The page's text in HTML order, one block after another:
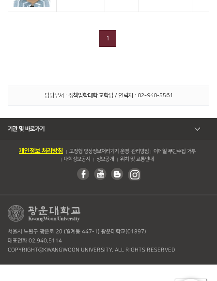
1
담당부서 : 정책법학대학 교학팀 / 연락처 : 02-940-5561
기관 및 바로가기
개인정보 처리방침 고정형 영상정보처리기기 운영・관리방침
이메일 무단수집 거부
대학정보공시
정보공개 위치 및 교통안내
서울시 노원구 광운로 20 (월계동 447-1) 광운대학교(01897)
대표전화 02.940.5114
COPYRIGHTⓒKWANGWOON UNIVERSITY. ALL RIGHTS RESERVED